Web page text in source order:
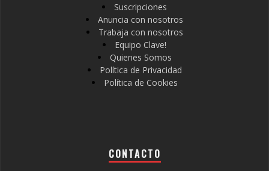
Suscripciones
Anuncia con nosotros
Trabaja con nosotros
Equipo Clave!
Quienes Somos
Política de Privacidad
Política de Cookies
CONTACTO